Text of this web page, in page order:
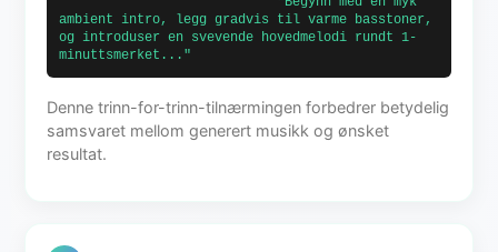
ambient intro, legg gradvis til varme basstoner,
og introduser en svevende hovedmelodi rundt 1-
minuttsmerket..."
Denne trinn-for-trinn-tilnærmingen forbedrer betydelig
samsvaret mellom generert musikk og ønsket
resultat.